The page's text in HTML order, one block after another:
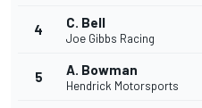
4 C. Bell
Joe Gibbs Racing
5 A. Bowman
Hendrick Motorsports